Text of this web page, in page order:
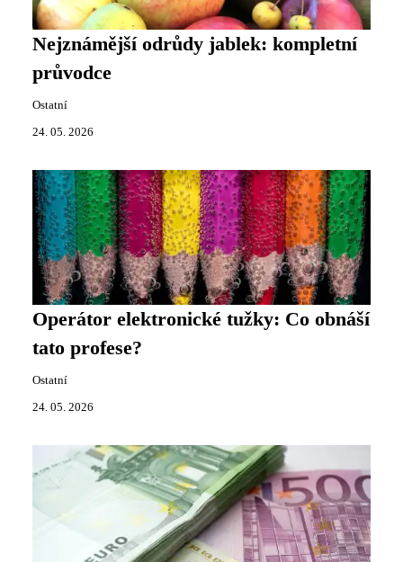
Nejznámější odrůdy jablek: kompletní
průvodce
Ostatní
24. 05. 2026
Operátor elektronické tužky: Co obnáší
tato profese?
Ostatní
24. 05. 2026